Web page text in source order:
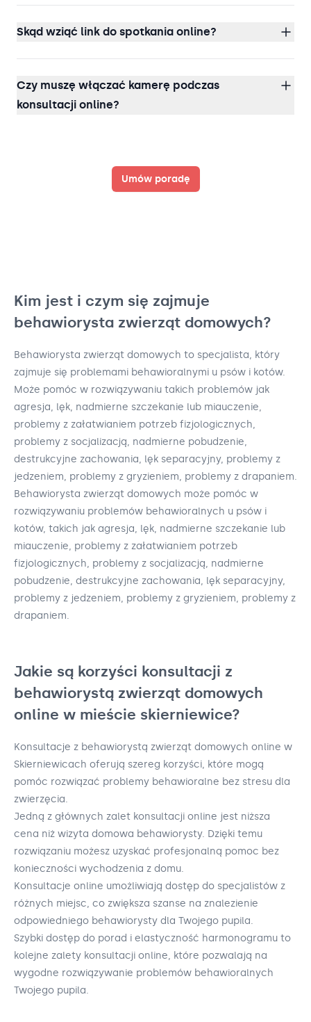
Skąd wziąć link do spotkania online?
Czy muszę włączać kamerę podczas
konsultacji online?
Umów poradę
Kim jest i czym się zajmuje
behawiorysta zwierząt domowych?
Behawiorysta zwierząt domowych to specjalista, który
zajmuje się problemami behawioralnymi u psów i kotów.
Może pomóc w rozwiązywaniu takich problemów jak
agresja, lęk, nadmierne szczekanie lub miauczenie,
problemy z załatwianiem potrzeb fizjologicznych,
problemy z socjalizacją, nadmierne pobudzenie,
destrukcyjne zachowania, lęk separacyjny, problemy z
jedzeniem, problemy z gryzieniem, problemy z drapaniem.
Behawiorysta zwierząt domowych może pomóc w
rozwiązywaniu problemów behawioralnych u psów i
kotów, takich jak agresja, lęk, nadmierne szczekanie lub
miauczenie, problemy z załatwianiem potrzeb
fizjologicznych, problemy z socjalizacją, nadmierne
pobudzenie, destrukcyjne zachowania, lęk separacyjny,
problemy z jedzeniem, problemy z gryzieniem, problemy z
drapaniem.
Jakie są korzyści konsultacji z
behawiorystą zwierząt domowych
online w mieście skierniewice?
Konsultacje z behawiorystą zwierząt domowych online w
Skierniewicach oferują szereg korzyści, które mogą
pomóc rozwiązać problemy behawioralne bez stresu dla
zwierzęcia.
Jedną z głównych zalet konsultacji online jest niższa
cena niż wizyta domowa behawiorysty. Dzięki temu
rozwiązaniu możesz uzyskać profesjonalną pomoc bez
konieczności wychodzenia z domu.
Konsultacje online umożliwiają dostęp do specjalistów z
różnych miejsc, co zwiększa szanse na znalezienie
odpowiedniego behawiorysty dla Twojego pupila.
Szybki dostęp do porad i elastyczność harmonogramu to
kolejne zalety konsultacji online, które pozwalają na
wygodne rozwiązywanie problemów behawioralnych
Twojego pupila.